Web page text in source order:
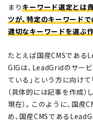
まりキーワード選定とは
ツが、特定のキーワード
適切なキーワードを選ぶ
たとえば国産CMSである
GIGは、LeadGridのサー
ている」という方に向け
（具体的には記事を作成）
現在）。このように、国
め、国産CMSである